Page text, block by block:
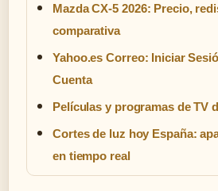
Mazda CX-5 2026: Precio,
comparativa
Yahoo.es Correo: Iniciar
Cuenta
Películas y programas de TV
Cortes de luz hoy España:
en tiempo real